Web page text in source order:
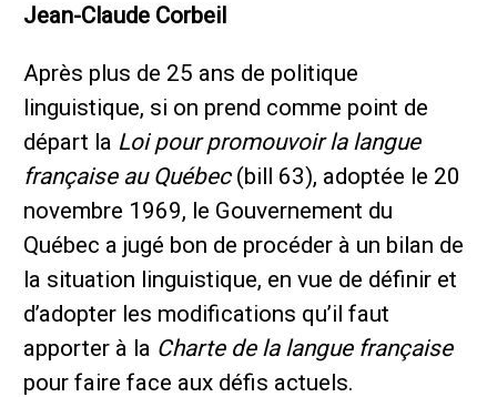
Jean-Claude Corbeil
Après plus de 25 ans de politique
linguistique, si on prend comme point de
départ la Loi pour promouvoir la langue
française au Québec(bill 63), adoptée le 20
novembre 1969, le Gouvernement du
Québec a jugé bon de procéder à un bilan de
la situation linguistique, en vue de définir et
d’adopter les modifications qu’il faut
apporter à la Charte de la langue française
pour faire face aux défis actuels.